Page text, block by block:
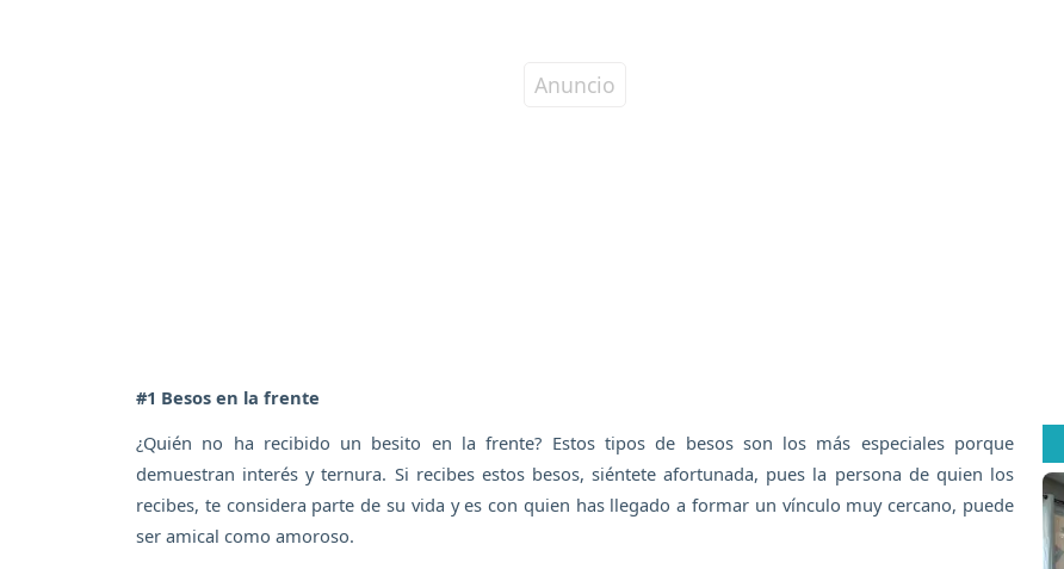
#1 Besos en la frente
¿Quién no ha recibido un besito en la frente? Estos tipos de besos son los más especiales porque
demuestran interés y ternura. Si recibes estos besos, siéntete afortunada, pues la persona de quien los
recibes, te considera parte de su vida y es con quien has llegado a formar un vínculo muy cercano, puede
ser amical como amoroso.